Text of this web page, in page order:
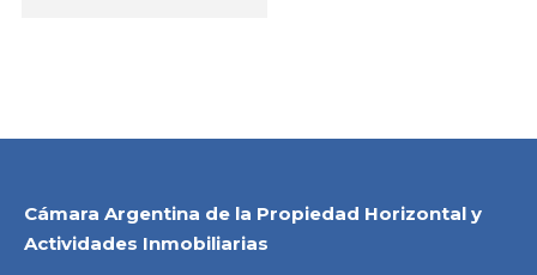
Cámara Argentina de la Propiedad Horizontal y
Actividades Inmobiliarias